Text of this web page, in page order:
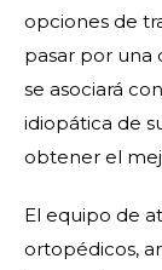
opciones de
pasar por una
se asociará
idiopática de
obtener el
El equipo de
ortopédicos,